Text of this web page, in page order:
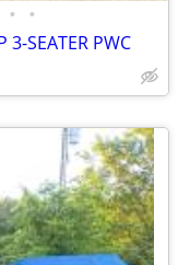
• •
3-SEATER PWC